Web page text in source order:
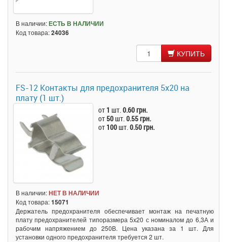
В наличии:ЕСТЬ В НАЛИЧИИ
Код товара:24036
КУПИТЬ
FS-12 Контакты для предохранителя 5x20 на
плату (1 шт.)
от 1 шт.0.60 грн.
от 50шт.0.55 грн.
от 100шт.0.50 грн.
В наличии:НЕТ В НАЛИЧИИ
Код товара:15071
Держатель предохранителя обеспечивает монтаж на печатную
плату предохранителей типоразмера 5x20 с номиналом до 6,3А и
рабочим напряжением до 250В. Цена указана за 1 шт. Для
установки одного предохранителя требуется 2 шт.